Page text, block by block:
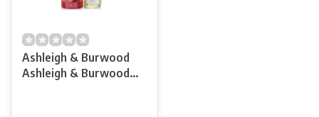
Ashleigh & Burwood
Ashleigh & Burwood